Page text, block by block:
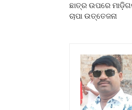
ଛାତ୍ର ଉପରେ
ଚାପା ଉତ୍ତେଜନା